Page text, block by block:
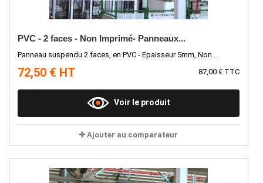
PVC - 2 faces - Non Imprimé- Panneaux...
Panneau suspendu 2 faces, en PVC - Epaisseur 5mm, Non...
72,50 € HT 87,00 € TTC
Voir le produit
Ajouter au comparateur